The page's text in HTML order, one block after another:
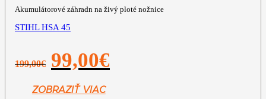
Akumulátorové záhradn na živý ploté nožnice
STIHL HSA 45
199,00€
Pôvodná
cena
199,00€.
99,00€
ZOBRAZIŤ VIAC